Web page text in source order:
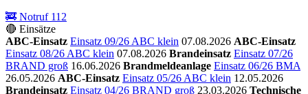
🚒 Notruf 112
🔴 Einsätze
ABC-Einsatz Einsatz 09/26 ABC klein 07.08.2026 ABC-Einsatz
Einsatz 08/26 ABC klein 07.08.2026 Brandeinsatz Einsatz 07/26
BRAND groß 16.06.2026 Brandmeldeanlage Einsatz 06/26 BMA
26.05.2026 ABC-Einsatz Einsatz 05/26 ABC klein 12.05.2026
Brandeinsatz Einsatz 04/26 BRAND groß 23.03.2026 Technische